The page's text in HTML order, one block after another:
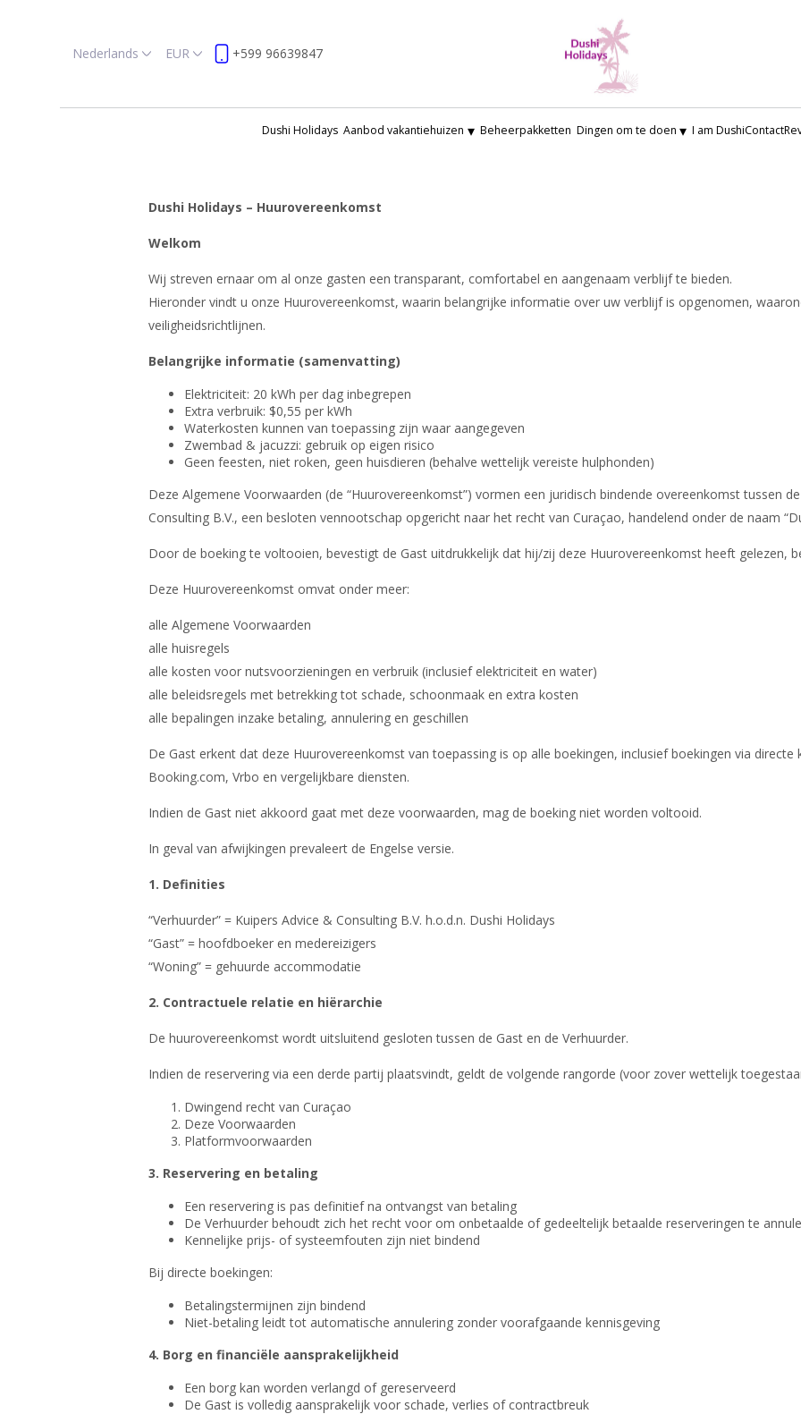
Nederlands EUR +599 96639847
Dushi Holidays Aanbod vakantiehuizen ▾ Beheerpakketten Dingen om te doen ▾ I am DushiContact
Dushi Holidays – Huurovereenkomst
Welkom
Wij streven ernaar om al onze gasten een transparant, comfortabel en aangenaam verblijf te bieden.
Hieronder vindt u onze Huurovereenkomst, waarin belangrijke informatie over uw verblijf is opgenomen,
veiligheidsrichtlijnen.
Belangrijke informatie (samenvatting)
Elektriciteit: 20 kWh per dag inbegrepen
Extra verbruik: $0,55 per kWh
Waterkosten kunnen van toepassing zijn waar aangegeven
Zwembad & jacuzzi: gebruik op eigen risico
Geen feesten, niet roken, geen huisdieren (behalve wettelijk vereiste hulphonden)
Deze Algemene Voorwaarden (de “Huurovereenkomst”) vormen een juridisch bindende overeenkomst tussen
Consulting B.V., een besloten vennootschap opgericht naar het recht van Curaçao, handelend onder de naam
Door de boeking te voltooien, bevestigt de Gast uitdrukkelijk dat hij/zij deze Huurovereenkomst heeft gelezen,
Deze Huurovereenkomst omvat onder meer:
alle Algemene Voorwaarden
alle huisregels
alle kosten voor nutsvoorzieningen en verbruik (inclusief elektriciteit en water)
alle beleidsregels met betrekking tot schade, schoonmaak en extra kosten
alle bepalingen inzake betaling, annulering en geschillen
De Gast erkent dat deze Huurovereenkomst van toepassing is op alle boekingen, inclusief boekingen via
Booking.com, Vrbo en vergelijkbare diensten.
Indien de Gast niet akkoord gaat met deze voorwaarden, mag de boeking niet worden voltooid.
In geval van afwijkingen prevaleert de Engelse versie.
1. Definities
“Verhuurder” = Kuipers Advice & Consulting B.V. h.o.d.n. Dushi Holidays
“Gast” = hoofdboeker en medereizigers
“Woning” = gehuurde accommodatie
2. Contractuele relatie en hiërarchie
De huurovereenkomst wordt uitsluitend gesloten tussen de Gast en de Verhuurder.
Indien de reservering via een derde partij plaatsvindt, geldt de volgende rangorde (voor zover wettelijk
Dwingend recht van Curaçao
Deze Voorwaarden
Platformvoorwaarden
3. Reservering en betaling
Een reservering is pas definitief na ontvangst van betaling
De Verhuurder behoudt zich het recht voor om onbetaalde of gedeeltelijk betaalde reserveringen te
Kennelijke prijs- of systeemfouten zijn niet bindend
Bij directe boekingen:
Betalingstermijnen zijn bindend
Niet-betaling leidt tot automatische annulering zonder voorafgaande kennisgeving
4. Borg en financiële aansprakelijkheid
Een borg kan worden verlangd of gereserveerd
De Gast is volledig aansprakelijk voor schade, verlies of contractbreuk